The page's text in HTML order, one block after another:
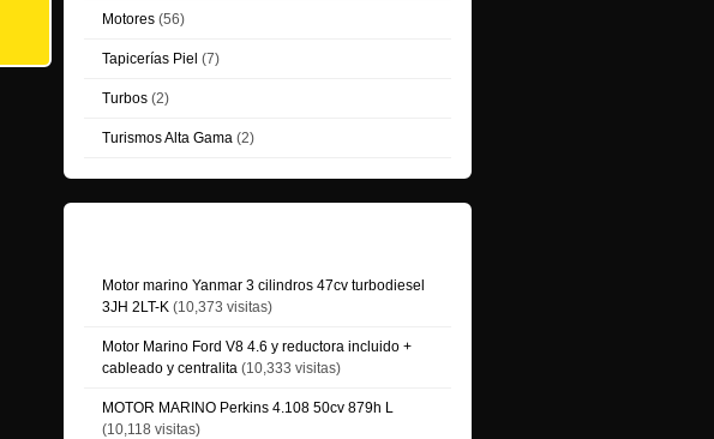
Motores (56)
Tapicerías Piel (7)
Turbos (2)
Turismos Alta Gama (2)
Motor marino Yanmar 3 cilindros 47cv turbodiesel
3JH 2LT-K (10,373 visitas)
Motor Marino Ford V8 4.6 y reductora incluido +
cableado y centralita (10,333 visitas)
MOTOR MARINO Perkins 4.108 50cv 879h L
(10,118 visitas)